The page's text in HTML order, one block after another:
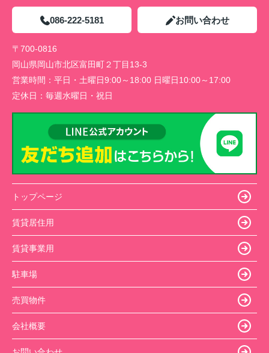
086-222-5181 お問い合わせ
〒700-0816
岡山県岡山市北区富田町２丁目13-3
営業時間： 平日・土曜日9:00～18:00 日曜日10:00～17:00
定休日： 毎週水曜日・祝日
トップページ
賃貸居住用
賃貸事業用
駐車場
売買物件
会社概要